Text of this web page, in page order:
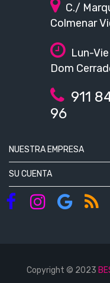
C./
Colmenar
Lun-
Dom
911
96
NUESTRA EMPRESA
SU CUENTA
Copyright © 2023